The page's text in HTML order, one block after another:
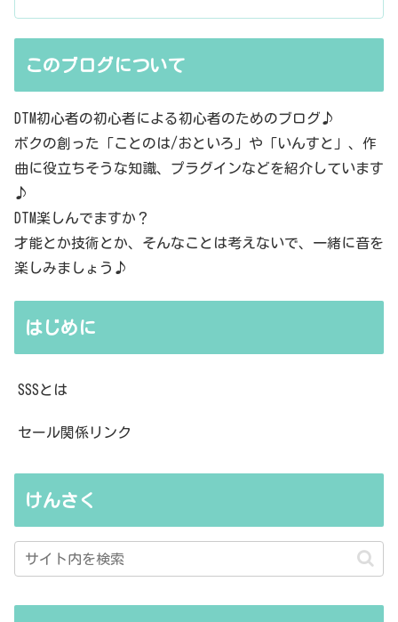
このブログについて
DTM初心者の初心者による初心者のためのブログ♪
ボクの創った「ことのは/おといろ」や「いんすと」、作
曲に役立ちそうな知識、プラグインなどを紹介しています
♪
DTM楽しんでますか？
才能とか技術とか、そんなことは考えないで、一緒に音を
楽しみましょう♪
はじめに
SSSとは
セール関係リンク
けんさく